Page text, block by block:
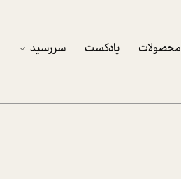
محصولات پادکست سررسید